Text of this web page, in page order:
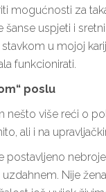
mogućnosti za
šanse uspjeti i
u mojoj
funkcionirati.
poslu
nešto više reći o
ali i na
postavljeno
Nije